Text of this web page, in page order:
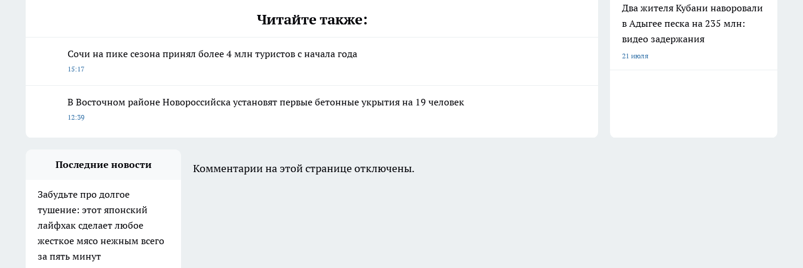
Читайте также:
Сочи на пике сезона принял более 4 млн туристов с начала года
15:17
В Восточном районе Новороссийска установят первые бетонные укрытия на 19 человек
12:39
Два жителя Кубани наворовали
в Адыгее песка на 235 млн:
видео задержания
21 июля
Последние новости
Забудьте про долгое
тушение: этот японский
лайфхак сделает любое
жесткое мясо нежным всего
за пять минут
Комментарии на этой странице отключены.